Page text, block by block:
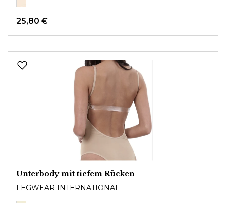
25,80 €
Unterbody mit tiefem Rücken
LEGWEAR INTERNATIONAL